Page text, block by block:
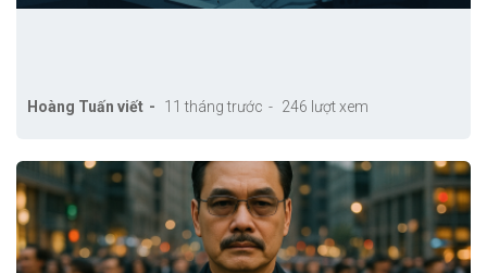
Hoàng Tuấn viết 11 tháng trước 246 lượt xem